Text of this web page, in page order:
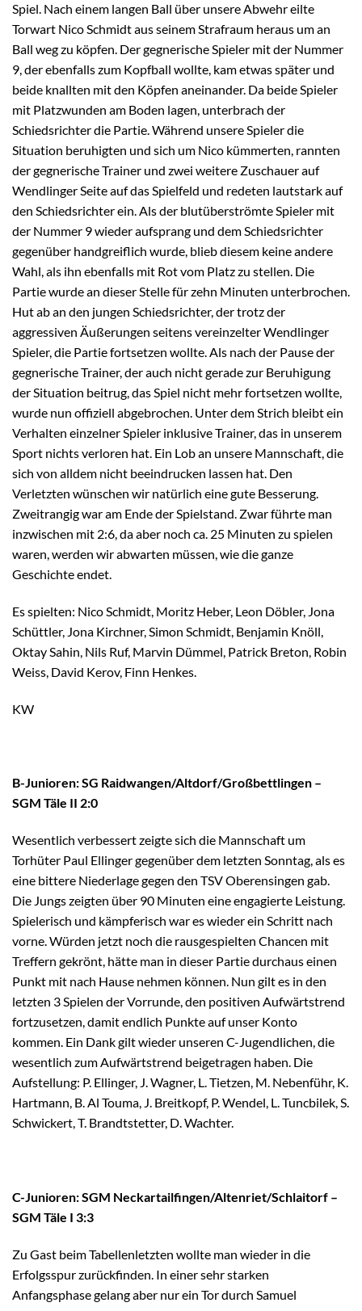
Spiel. Nach einem langen Ball über unsere Abwehr eilte
Torwart Nico Schmidt aus seinem Strafraum heraus um an
Ball weg zu köpfen. Der gegnerische Spieler mit der Nummer
9, der ebenfalls zum Kopfball wollte, kam etwas später und
beide knallten mit den Köpfen aneinander. Da beide Spieler
mit Platzwunden am Boden lagen, unterbrach der
Schiedsrichter die Partie. Während unsere Spieler die
Situation beruhigten und sich um Nico kümmerten, rannten
der gegnerische Trainer und zwei weitere Zuschauer auf
Wendlinger Seite auf das Spielfeld und redeten lautstark auf
den Schiedsrichter ein. Als der blutüberströmte Spieler mit
der Nummer 9 wieder aufsprang und dem Schiedsrichter
gegenüber handgreiflich wurde, blieb diesem keine andere
Wahl, als ihn ebenfalls mit Rot vom Platz zu stellen. Die
Partie wurde an dieser Stelle für zehn Minuten unterbrochen.
Hut ab an den jungen Schiedsrichter, der trotz der
aggressiven Äußerungen seitens vereinzelter Wendlinger
Spieler, die Partie fortsetzen wollte. Als nach der Pause der
gegnerische Trainer, der auch nicht gerade zur Beruhigung
der Situation beitrug, das Spiel nicht mehr fortsetzen wollte,
wurde nun offiziell abgebrochen. Unter dem Strich bleibt ein
Verhalten einzelner Spieler inklusive Trainer, das in unserem
Sport nichts verloren hat. Ein Lob an unsere Mannschaft, die
sich von alldem nicht beeindrucken lassen hat. Den
Verletzten wünschen wir natürlich eine gute Besserung.
Zweitrangig war am Ende der Spielstand. Zwar führte man
inzwischen mit 2:6, da aber noch ca. 25 Minuten zu spielen
waren, werden wir abwarten müssen, wie die ganze
Geschichte endet.
Es spielten: Nico Schmidt, Moritz Heber, Leon Döbler, Jona
Schüttler, Jona Kirchner, Simon Schmidt, Benjamin Knöll,
Oktay Sahin, Nils Ruf, Marvin Dümmel, Patrick Breton, Robin
Weiss, David Kerov, Finn Henkes.
KW
B-Junioren: SG Raidwangen/Altdorf/Großbettlingen –
SGM Täle II 2:0
Wesentlich verbessert zeigte sich die Mannschaft um
Torhüter Paul Ellinger gegenüber dem letzten Sonntag, als es
eine bittere Niederlage gegen den TSV Oberensingen gab.
Die Jungs zeigten über 90 Minuten eine engagierte Leistung.
Spielerisch und kämpferisch war es wieder ein Schritt nach
vorne. Würden jetzt noch die rausgespielten Chancen mit
Treffern gekrönt, hätte man in dieser Partie durchaus einen
Punkt mit nach Hause nehmen können. Nun gilt es in den
letzten 3 Spielen der Vorrunde, den positiven Aufwärtstrend
fortzusetzen, damit endlich Punkte auf unser Konto
kommen. Ein Dank gilt wieder unseren C-Jugendlichen, die
wesentlich zum Aufwärtstrend beigetragen haben. Die
Aufstellung: P. Ellinger, J. Wagner, L. Tietzen, M. Nebenführ, K.
Hartmann, B. Al Touma, J. Breitkopf, P. Wendel, L. Tuncbilek, S.
Schwickert, T. Brandtstetter, D. Wachter.
C-Junioren: SGM Neckartailfingen/​Altenriet/​Schlaitorf –
SGM Täle I 3:3
Zu Gast beim Tabellenletzten wollte man wieder in die
Erfolgsspur zurückfinden. In einer sehr starken
Anfangsphase gelang aber nur ein Tor durch Samuel